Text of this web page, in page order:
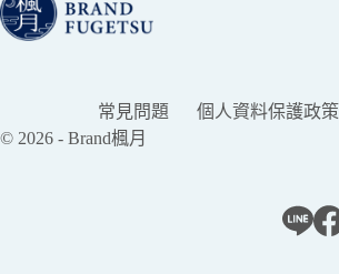
常見問題 個人資料保護政策
© 2026 - Brand楓月